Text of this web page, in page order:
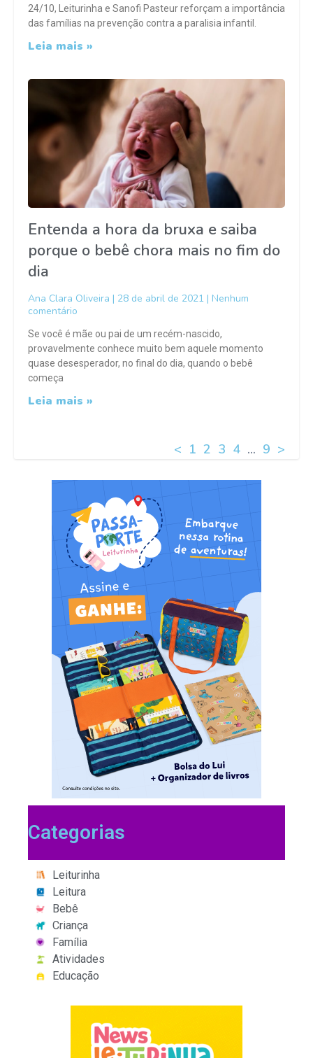
24/10, Leiturinha e Sanofi Pasteur reforçam a importância
das famílias na prevenção contra a paralisia infantil.
Leia mais »
Entenda a hora da bruxa e saiba
porque o bebê chora mais no fim do
dia
Ana Clara Oliveira 28 de abril de 2021
Nenhum
comentário
Se você é mãe ou pai de um recém-nascido,
provavelmente conhece muito bem aquele momento
quase desesperador, no final do dia, quando o bebê
começa
Leia mais »
< 1 2 3 4 … 9 >
Categorias
Leiturinha
Leitura
Bebê
Criança
Família
Atividades
Educação